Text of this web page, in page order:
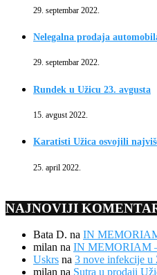
29. septembar 2022.
Nelegalna prodaja
29. septembar 2022.
Rundek u Užicu 23. avgusta
15. avgust 2022.
Karatisti Užica osvojili
25. april 2022.
NAJNOVIJI
Bata D. na IN
milan na IN MEMORIAM
Uskrs na 3 nove infekcije u
milan na Sutra u prodaji